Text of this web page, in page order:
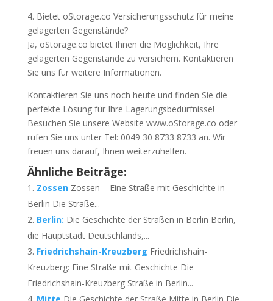
4. Bietet oStorage.co Versicherungsschutz für meine
gelagerten Gegenstände?
Ja, oStorage.co bietet Ihnen die Möglichkeit, Ihre
gelagerten Gegenstände zu versichern. Kontaktieren
Sie uns für weitere Informationen.
Kontaktieren Sie uns noch heute und finden Sie die
perfekte Lösung für Ihre Lagerungsbedürfnisse!
Besuchen Sie unsere Website www.oStorage.co oder
rufen Sie uns unter Tel: 0049 30 8733 8733 an. Wir
freuen uns darauf, Ihnen weiterzuhelfen.
Ähnliche Beiträge:
Zossen Zossen – Eine Straße mit Geschichte in
Berlin Die Straße...
Berlin: Die Geschichte der Straßen in Berlin Berlin,
die Hauptstadt Deutschlands,...
Friedrichshain-Kreuzberg Friedrichshain-
Kreuzberg: Eine Straße mit Geschichte Die
Friedrichshain-Kreuzberg Straße in Berlin...